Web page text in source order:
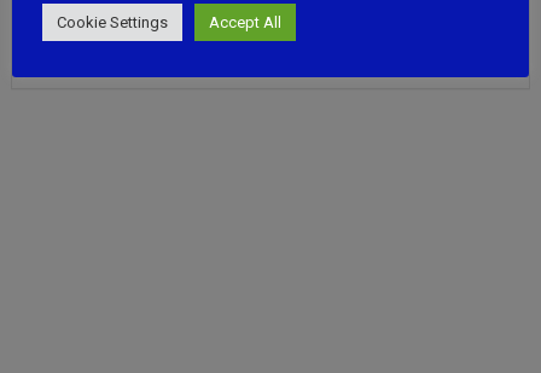
faça tudo o que for preciso para sobreviver. Cada nova
onda traz inimigos mais perigosos, …
FULL ARTICLE
Cookie Settings Accept All